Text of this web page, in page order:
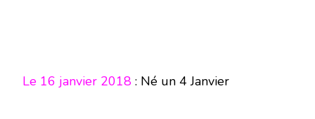
Le 16 janvier 2018 : Né un 4 Janvier